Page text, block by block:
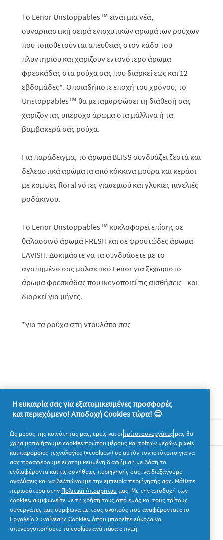
Το Lenor Unstoppables™ είναι μια νέα,
συναρπαστική σειρά ενισχυτικών αρωμάτων ρούχων
που τοποθετούνται απευθείας στον κάδο του
πλυντηρίου και χαρίζουν εντονότερο άρωμα
φρεσκάδας στα ρούχα σας που διαρκεί έως και 12
εβδομάδες*. Οποιαδήποτε εποχή του χρόνου, το
Unstoppables™ θα μεταμορφώσει τη διάθεσή σας
χαρίζοντας υπέροχο άρωμα στα μάλλινα ή τα
βαμβακερά σας ρούχα.
Για παράδειγμα, το άρωμα BLISS συνδυάζει ζεστά και
δελεαστικά αρώματα από κόκκινα μούρα και κεράσι
με κομψές floral νότες γιασεμιού και γλυκιές πινελιές
ροδάκινου.
Το Lenor Unstoppables™ κυκλοφορεί επίσης σε
θαλασσινό άρωμα FRESH και σε φρουτώδες άρωμα
LAVISH. Δοκιμάστε να τα συνδυάσετε με το
αγαπημένο σας μαλακτικό Lenor για ξεχωριστό
άρωμα φρεσκάδας που ικανοποιεί τις αισθήσεις - και
διαρκεί για μήνες.
*για τα ρούχα στη ντουλάπα σας
Σχετικά με την P&G
Νομικά
Ακολουθήστε μας
Η ευκαιρία σας για εξατομικευμένες προσφορές
και περιεχόμενο! Αποδοχή Cookies τώρα! 😊
Ως μέρος της κοινότητάς μας, εμείς και οιτρίτοι συνεργάτες μας θα
χρησιμοποιήσουμε cookies πρώτου μέρους και τρίτων μερών, pixels
και παρόμοιες τεχνολογίες («cookies») σε αυτόν τον ιστότοπο για να
σας προσφέρουμε εξατομικευμένη διαφήμιση με βάση τα
ενδιαφέροντα και τις συνήθειες περιήγησής σας, να διεξάγουμε
αναλύσεις και να βελτιώνουμε την εμπειρία περιήγησής σας. Μάθετε
περισσότερα στην Πολιτική Απορρήτου μας. Με την αποδοχή των
cookies, συμφωνείτε με τη χρήση τους από εμάς και τους τρίτους
συνεργάτες μας σύμφωνα με τους σκοπούς που αναφέρονται στο
Εργαλείο Συναίνεσης Cookies, όπου μπορείτε εύκολα να
απενεργοποιήσετε τα cookies ανά πάσα στιγμή.